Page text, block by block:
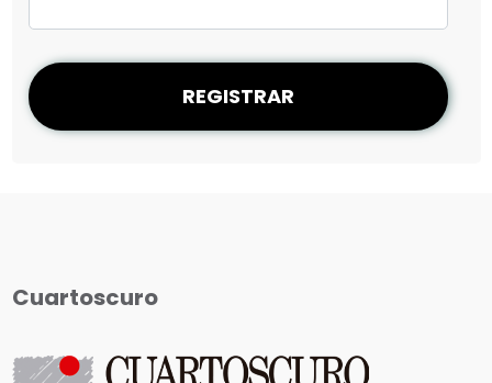
REGISTRAR
Cuartoscuro